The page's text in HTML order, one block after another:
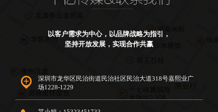
以客户需求为中心，以品牌战略为指引，
坚持开放发展，实现合作共赢
深圳市龙华区民治街道民治社区民治大道318号嘉熙业广
场1228-1229